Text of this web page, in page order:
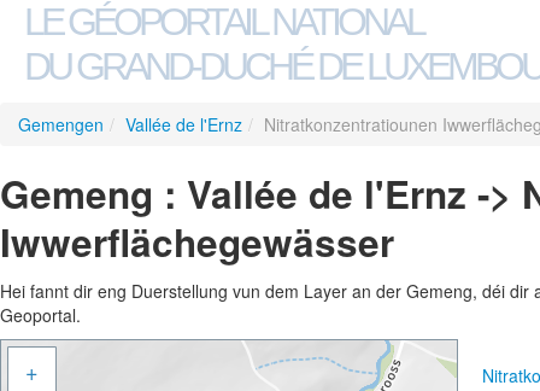
LE GÉOPORTAIL NATIONAL
DU GRAND-DUCHÉ DE
Gemengen / Vallée de l'Ernz / Nitratkonzentratiounen
Gemeng : Vallée de l'Ernz ->
Iwwerflächegewässer
Hei fannt dir eng Duerstellung vun dem Layer an der Gemeng, déi
Geoportal.
+